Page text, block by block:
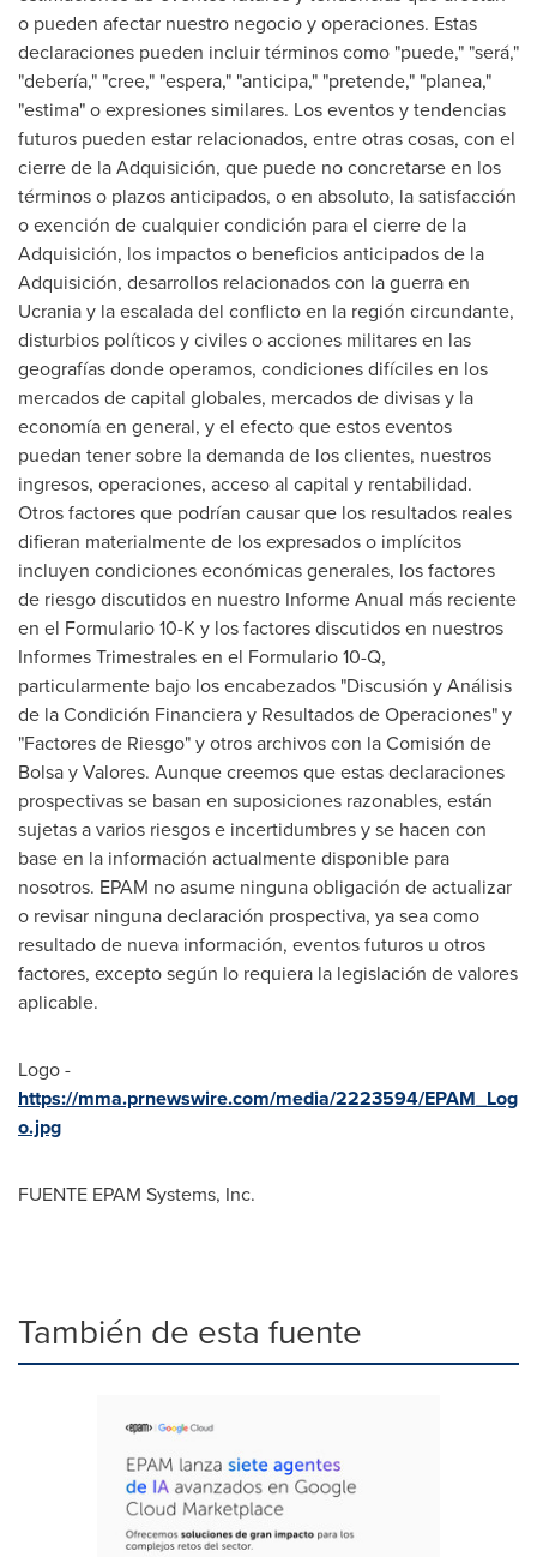
o pueden afectar nuestro negocio y operaciones. Estas
declaraciones pueden incluir términos como "puede," "será,"
"debería," "cree," "espera," "anticipa," "pretende," "planea,"
"estima" o expresiones similares. Los eventos y tendencias
futuros pueden estar relacionados, entre otras cosas, con el
cierre de la Adquisición, que puede no concretarse en los
términos o plazos anticipados, o en absoluto, la satisfacción
o exención de cualquier condición para el cierre de la
Adquisición, los impactos o beneficios anticipados de la
Adquisición, desarrollos relacionados con la guerra en
Ucrania y la escalada del conflicto en la región circundante,
disturbios políticos y civiles o acciones militares en las
geografías donde operamos, condiciones difíciles en los
mercados de capital globales, mercados de divisas y la
economía en general, y el efecto que estos eventos
puedan tener sobre la demanda de los clientes, nuestros
ingresos, operaciones, acceso al capital y rentabilidad.
Otros factores que podrían causar que los resultados reales
difieran materialmente de los expresados o implícitos
incluyen condiciones económicas generales, los factores
de riesgo discutidos en nuestro Informe Anual más reciente
en el Formulario 10-K y los factores discutidos en nuestros
Informes Trimestrales en el Formulario 10-Q,
particularmente bajo los encabezados "Discusión y Análisis
de la Condición Financiera y Resultados de Operaciones" y
"Factores de Riesgo" y otros archivos con la Comisión de
Bolsa y Valores. Aunque creemos que estas declaraciones
prospectivas se basan en suposiciones razonables, están
sujetas a varios riesgos e incertidumbres y se hacen con
base en la información actualmente disponible para
nosotros. EPAM no asume ninguna obligación de actualizar
o revisar ninguna declaración prospectiva, ya sea como
resultado de nueva información, eventos futuros u otros
factores, excepto según lo requiera la legislación de valores
aplicable.
Logo -
https://mma.prnewswire.com/media/2223594/EPAM_Log
o.jpg
FUENTE EPAM Systems, Inc.
También de esta fuente